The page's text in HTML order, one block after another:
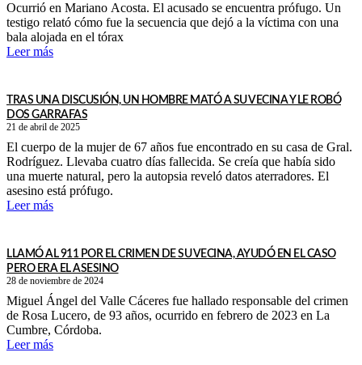
Ocurrió en Mariano Acosta. El acusado se encuentra prófugo. Un
testigo relató cómo fue la secuencia que dejó a la víctima con una
bala alojada en el tórax
Leer más
TRAS UNA DISCUSIÓN, UN HOMBRE MATÓ A SU VECINA Y LE ROBÓ
DOS GARRAFAS
21 de abril de 2025
El cuerpo de la mujer de 67 años fue encontrado en su casa de Gral.
Rodríguez. Llevaba cuatro días fallecida. Se creía que había sido
una muerte natural, pero la autopsia reveló datos aterradores. El
asesino está prófugo.
Leer más
LLAMÓ AL 911 POR EL CRIMEN DE SU VECINA, AYUDÓ EN EL CASO
PERO ERA EL ASESINO
28 de noviembre de 2024
Miguel Ángel del Valle Cáceres fue hallado responsable del crimen
de Rosa Lucero, de 93 años, ocurrido en febrero de 2023 en La
Cumbre, Córdoba.
Leer más